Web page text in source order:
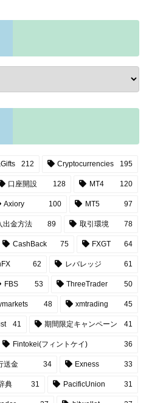
212 Cryptocurrencies 195
口座開設 128 MT4 120
Axiory 100 MT5 97
出金方法 89 取引環境 78
CashBack 75 FXGT 64
62 レバレッジ 61
FBS 53 ThreeTrader 50
48 xmtrading 45
41 期間限定キャンペーン 41
Fintokei(フィントケイ) 36
送金 34 Exness 33
典 31 PacificUnion 31